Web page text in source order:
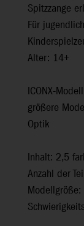
Spitzzange
Für
Alter: 14+
ICONX-
größere
Optik
Inhalt: 2,5
Anzahl der